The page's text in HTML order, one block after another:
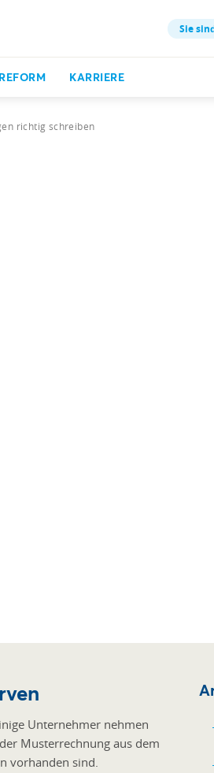
Sie
KARRIERE
richtig schreiben
Unternehmer nehmen
Musterrechnung aus dem
vorhanden sind.